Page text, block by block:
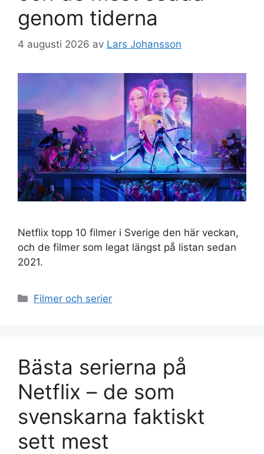
genom tiderna
4 augusti 2026 av Lars Johansson
Netflix topp 10 filmer i Sverige den här veckan,
och de filmer som legat längst på listan sedan
2021.
Kategorier
Filmer och serier
Bästa serierna på
Netflix – de som
svenskarna faktiskt
sett mest